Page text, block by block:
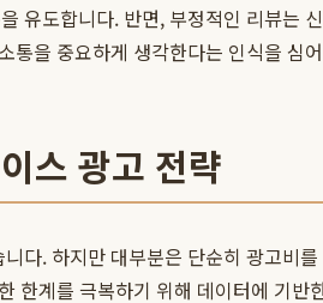
도합니다. 반면, 부정적인 리뷰는
을 중요하게 생각한다는 인식을 심
스 광고 전략
다. 하지만 대부분은 단순히 광고
한계를 극복하기 위해 데이터에 기반